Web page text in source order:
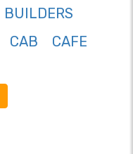
BUILDERS
CAB
CAFE